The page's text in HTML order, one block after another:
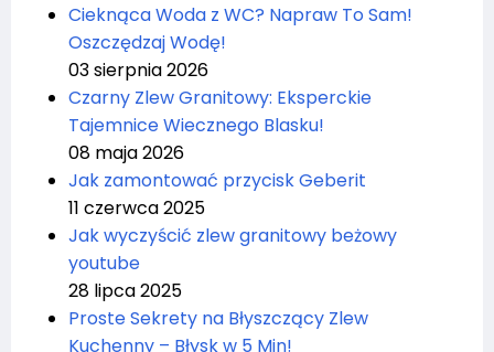
Cieknąca Woda z WC? Napraw To Sam!
Oszczędzaj Wodę!
03 sierpnia 2026
Czarny Zlew Granitowy: Eksperckie
Tajemnice Wiecznego Blasku!
08 maja 2026
Jak zamontować przycisk Geberit
11 czerwca 2025
Jak wyczyścić zlew granitowy beżowy
youtube
28 lipca 2025
Proste Sekrety na Błyszczący Zlew
Kuchenny – Błysk w 5 Min!